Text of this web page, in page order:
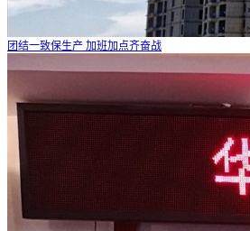
团结一致保生产 加班加点齐奋战